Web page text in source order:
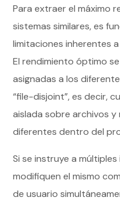
Para extraer el máximo
sistemas similares, es
limitaciones inherentes
El rendimiento óptimo
asignadas a los
“file-disjoint”, es decir,
aislada sobre archivos
diferentes dentro del
Si se instruye a
modifiquen el mismo
de usuario